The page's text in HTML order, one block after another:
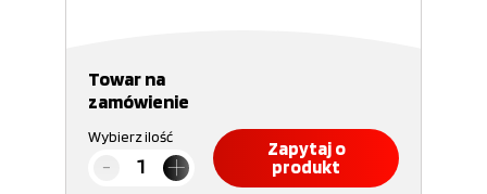
Towar na
zamówienie
Wybierz ilość
Zapytaj o
produkt